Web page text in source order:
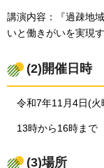
講演内容：『過疎地
いと働きがいを実現
(2)開催日時
令和7年11月4日(火
13時から16時まで
(3)場所